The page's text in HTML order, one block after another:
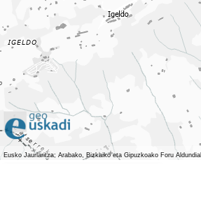
Eusko Jaurlaritza; Arabako, Bizkaiko eta Gipuzkoako Foru